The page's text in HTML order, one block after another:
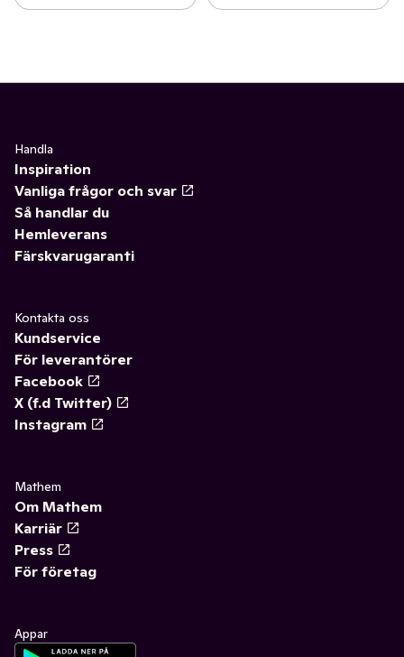
Handla
Inspiration
Vanliga frågor och svar
Så handlar du
Hemleverans
Färskvarugaranti
Kontakta oss
Kundservice
För leverantörer
Facebook
X (f.d Twitter)
Instagram
Mathem
Om Mathem
Karriär
Press
För företag
Appar